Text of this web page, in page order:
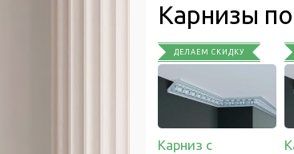
Карнизы
ДЕЛАЕМ СКИДКУ
Карниз с